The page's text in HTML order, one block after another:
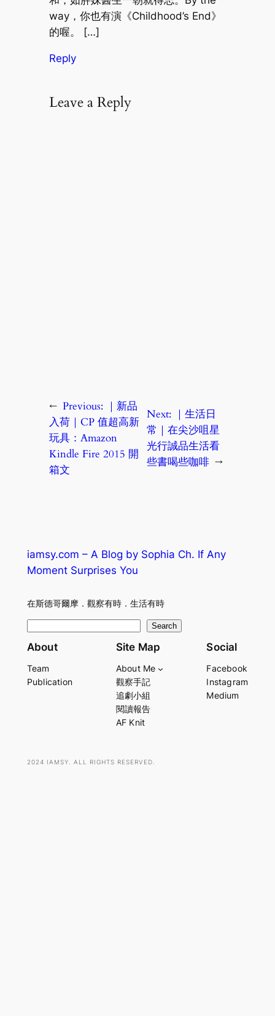
way，你也有演《Childhood’s End》
的喔。 […]
Reply
Leave a Reply
← Previous: ｜新品
入荷｜CP 值超高新
玩具：Amazon
Kindle Fire 2015 開
箱文
Next: ｜生活日
常｜在尖沙咀星
光行誠品生活看
些書喝些咖啡 →
iamsy.com – A Blog by Sophia Ch. If Any
Moment Surprises You
在斯德哥爾摩．觀察有時．生活有時
e
r
Search
About
Team
Publication
Site Map
About Me
觀察手記
追劇小組
閱讀報告
AF Knit
Social
Facebook
Instagram
Medium
2024 IAMSY. ALL RIGHTS RESERVED.